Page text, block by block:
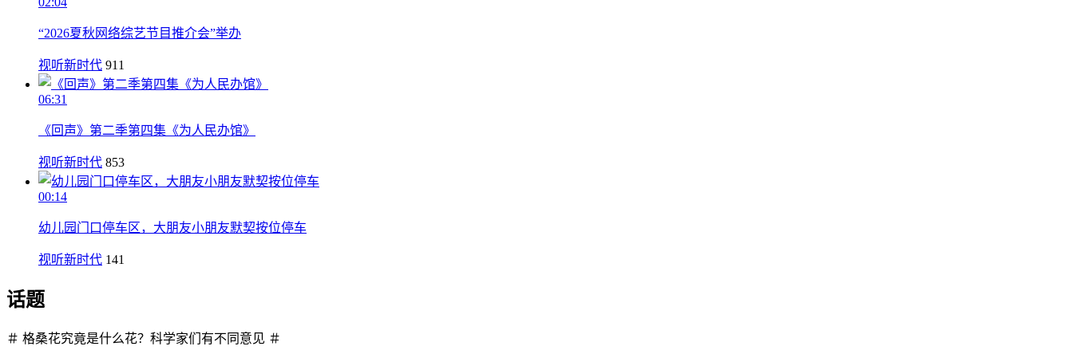
“2026夏秋网络综艺节目推介会”举办
视听新时代 911
06:31
《回声》第二季第四集《为人民办馆》
视听新时代 853
00:14
幼儿园门口停车区，大朋友小朋友默契按位停车
视听新时代 141
话题
＃ 格桑花究竟是什么花？科学家们有不同意见 ＃